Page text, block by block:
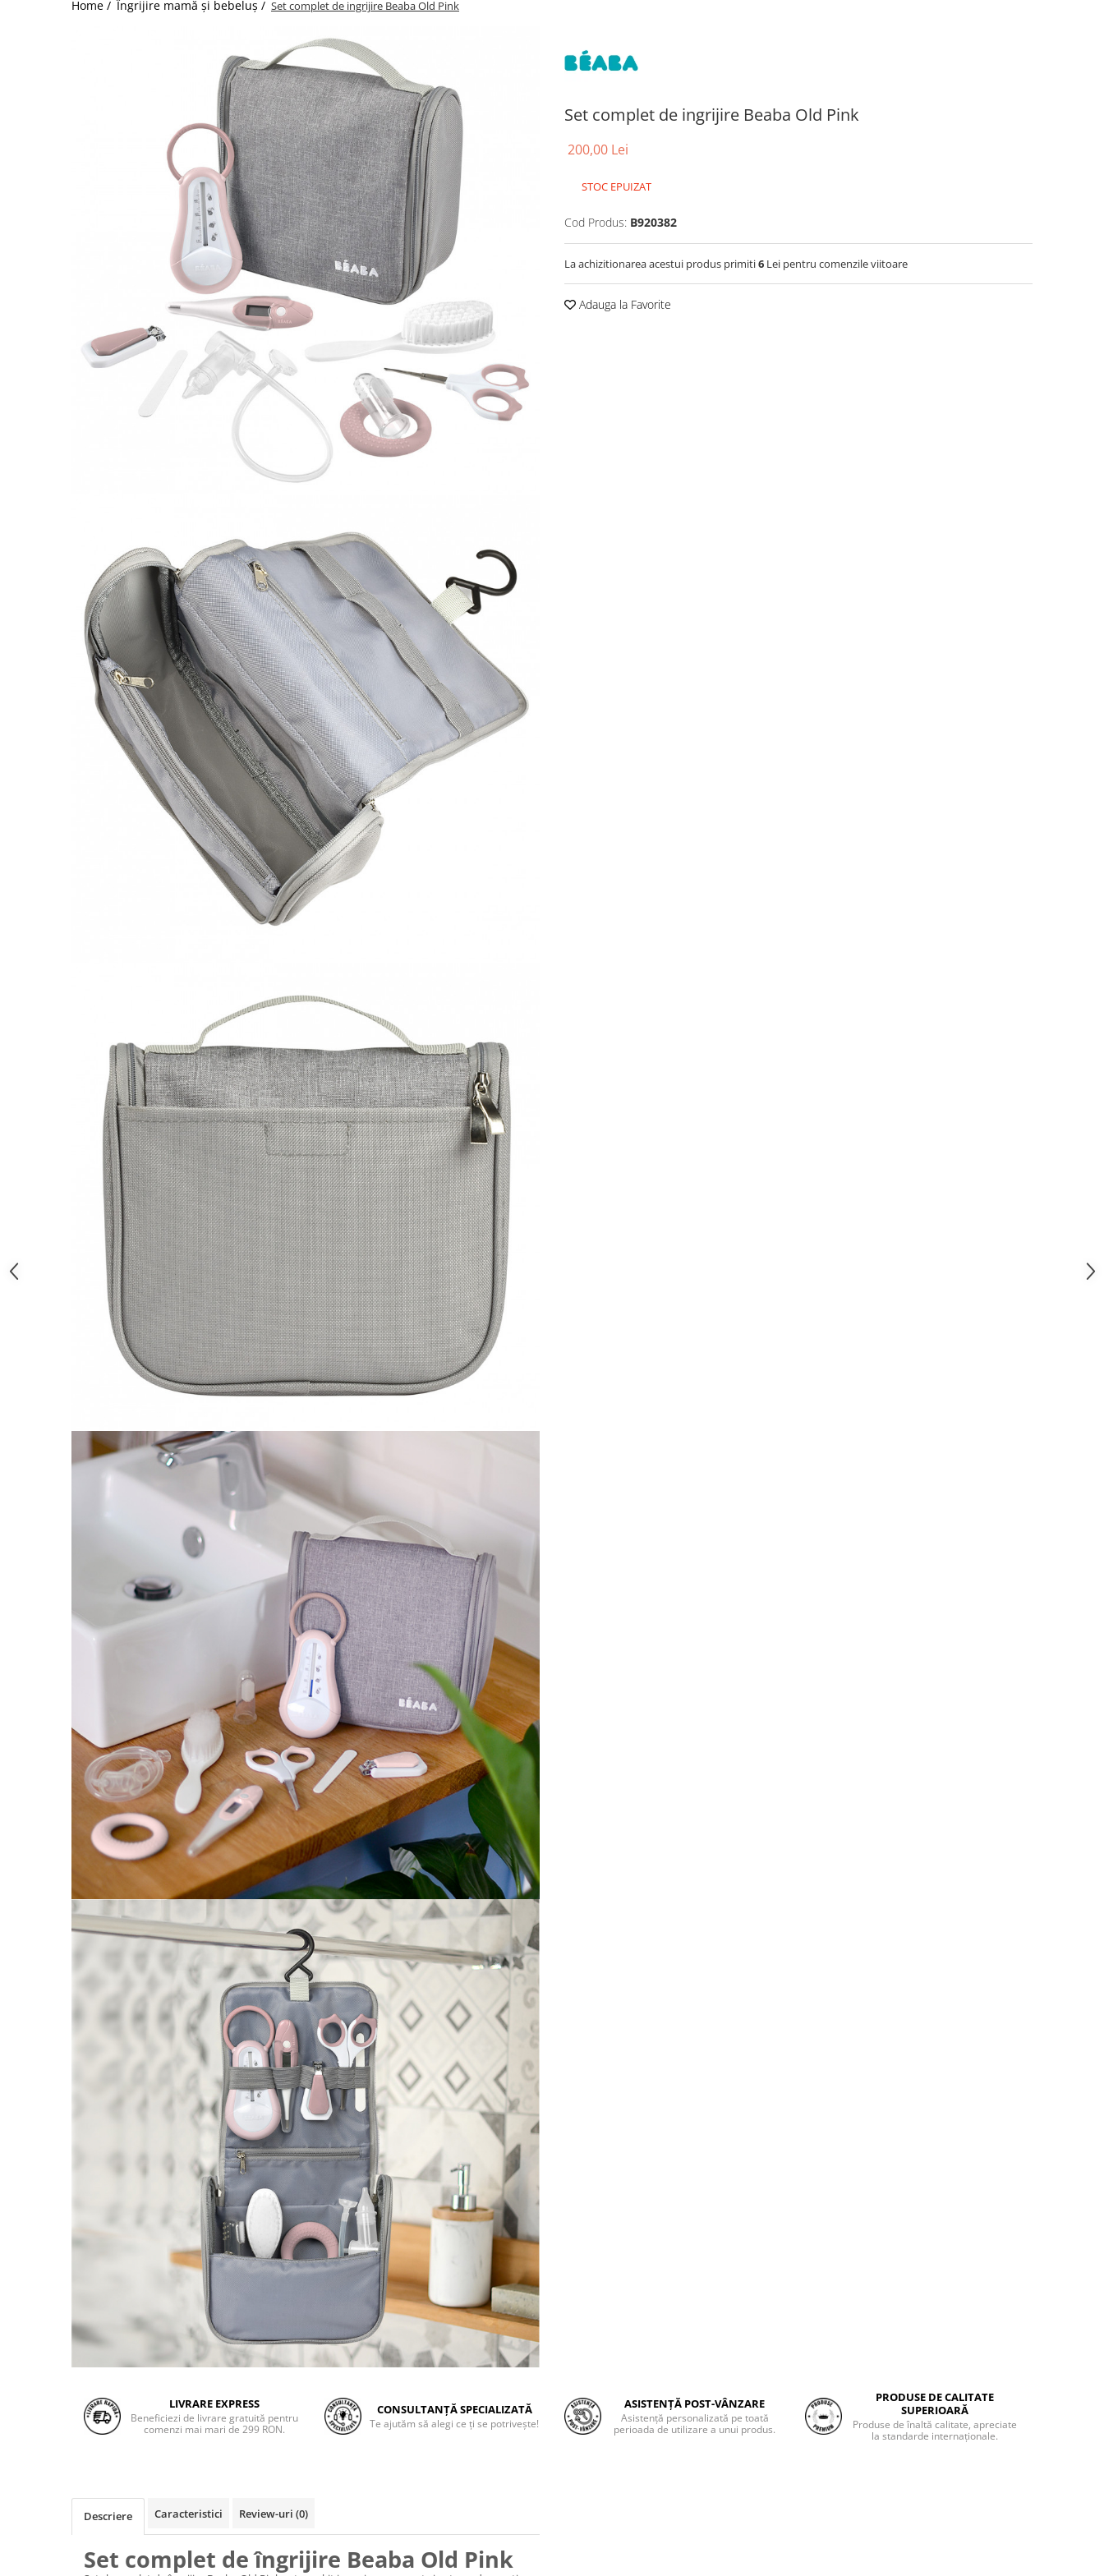
Jucarii de Sortare
Home / Îngrijire mamă și bebeluș / Set complet de ingrijire Beaba Old Pink
Set complet de ingrijire Beaba Old Pink
200,00 Lei
STOC EPUIZAT
Cod Produs: B920382
La achizitionarea acestui produs primiti6 Lei pentru comenzile viitoare
Adauga la Favorite
LIVRARE EXPRESS
Beneficiezi de livrare gratuită pentru
comenzi mai mari de 299 RON.
CONSULTANȚĂ SPECIALIZATĂ
Te ajutăm să alegi ce ți se potrivește!
ASISTENȚĂ POST-VÂNZARE
Asistență personalizată pe toată
perioada de utilizare a unui produs.
PRODUSE DE CALITATE
SUPERIOARĂ
Produse de înaltă calitate, apreciate
la standarde internaționale.
Descriere Caracteristici Review-uri (0)
Set complet de îngrijire Beaba Old Pink